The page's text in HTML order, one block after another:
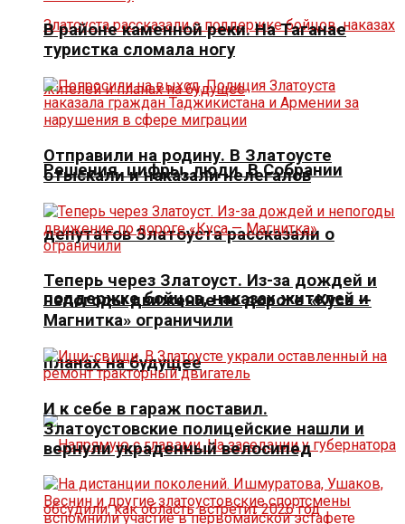
Решения, цифры, люди. В Собрании
депутатов Златоуста рассказали о
поддержке бойцов, наказах жителей и
планах на будущее
В районе каменной реки. На Таганае
туристка сломала ногу
Отправили на родину. В Златоусте
отыскали и наказали нелегалов
Теперь через Златоуст. Из-за дождей и
непогоды движение по дороге «Куса —
Магнитка» ограничили
И к себе в гараж поставил.
Златоустовские полицейские нашли и
вернули украденный велосипед